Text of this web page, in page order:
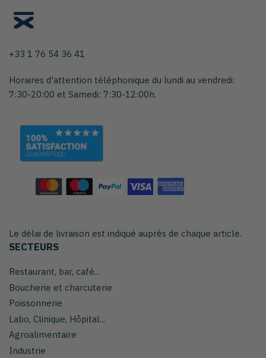
+33 1 76 54 36 41
Horaires d'attention téléphonique du lundi au vendredi:
7:30-20:00 et Samedi: 7:30-12:00h.
Le délai de livraison est indiqué auprès de chaque article.
SECTEURS
Restaurant, bar, café...
Boucherie et charcuterie
Poissonnerie
Labo, Clinique, Hôpital...
Agroalimentaire
Industrie